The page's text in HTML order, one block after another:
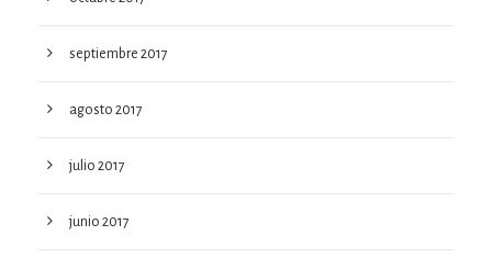
septiembre 2017
agosto 2017
julio 2017
junio 2017